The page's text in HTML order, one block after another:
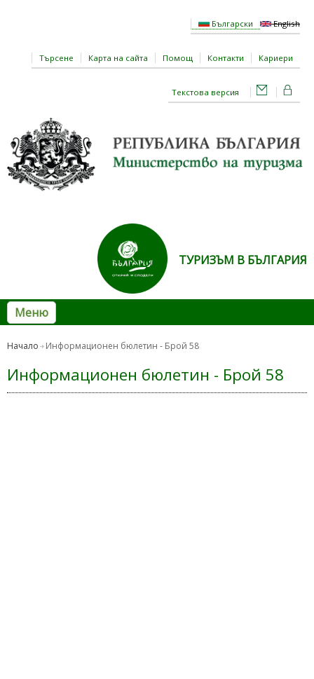
Български English
Търсене Карта на сайта Помощ Контакти Кариери
Текстова версия
ТУРИЗЪМ В БЪЛГАРИЯ
Меню
Начало Информационен бюлетин - Брой 58
Информационен бюлетин - Брой 58